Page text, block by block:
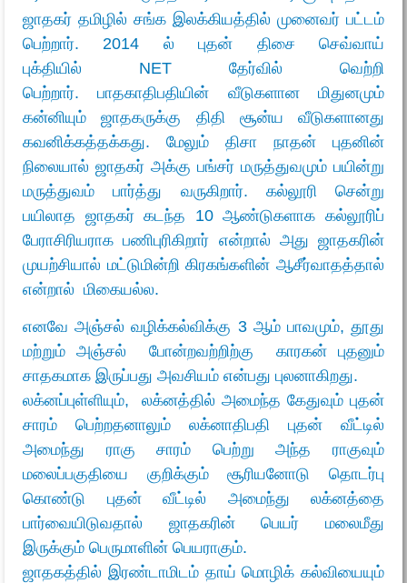
ஜாதகர் தமிழில் சங்க இலக்கியத்தில் முனைவர் பட்டம்
பெற்றார். 2014 ல் புதன் திசை செவ்வாய்
புக்தியில் NET தேர்வில் வெற்றி
பெற்றார்.பாதகாதிபதியின் வீடுகளான மிதுனமும்
கன்னியும் ஜாதகருக்கு திதி சூன்ய வீடுகளானது
கவனிக்கத்தக்கது. மேலும் திசா நாதன் புதனின்
நிலையால் ஜாதகர் அக்கு பங்சர் மருத்துவமும் பயின்று
மருத்துவம் பார்த்து வருகிறார். கல்லூரி சென்று
பயிலாத ஜாதகர் கடந்த 10 ஆண்டுகளாக கல்லூரிப்
பேராசிரியராக பணிபுரிகிறார் என்றால் அது ஜாதகரின்
முயற்சியால் மட்டுமின்றி கிரகங்களின் ஆசீர்வாதத்தால்
என்றால் மிகையல்ல.
எனவேஅஞ்சல் வழிக்கல்விக்கு 3 ஆம் பாவமும், தூது
மற்றும் அஞ்சல்
போன்றவற்றிற்கு
காரகன் புதனும்
சாதகமாக இருப்பது அவசியம் என்பது புலனாகிறது.
லக்னப்புள்ளியும், லக்னத்தில் அமைந்த கேதுவும் புதன்
சாரம் பெற்றதனாலும் லக்னாதிபதி புதன் வீட்டில்
அமைந்து ராகு சாரம் பெற்று அந்த ராகுவும்
மலைப்பகுதியை குறிக்கும் சூரியனோடு தொடர்பு
கொண்டு புதன் வீட்டில் அமைந்து லக்னத்தை
பார்வையிடுவதால் ஜாதகரின் பெயர் மலைமீது
இருக்கும் பெருமாளின் பெயராகும்.
ஜாதகத்தில் இரண்டாமிடம் தாய் மொழிக் கல்வியையும்